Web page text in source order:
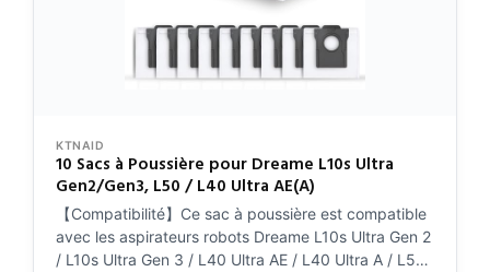
KTNAID
10 Sacs à Poussière pour Dreame L10s Ultra
Gen2/Gen3, L50 / L40 Ultra AE(A)
【Compatibilité】Ce sac à poussière est compatible
avec les aspirateurs robots Dreame L10s Ultra Gen 2
/ L10s Ultra Gen 3 / L40 Ultra AE / L40 Ultra A / L50